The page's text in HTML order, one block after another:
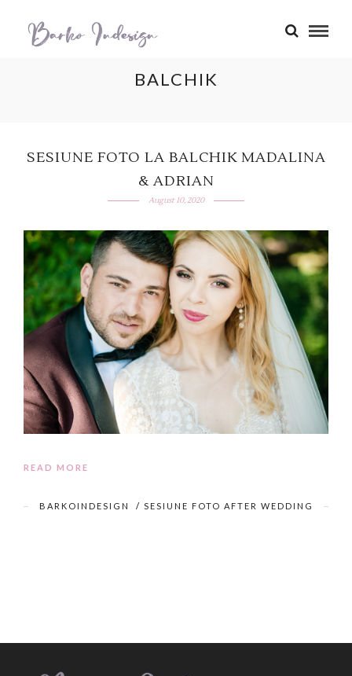
BALCHIK
SESIUNE FOTO LA BALCHIK MADALINA
& ADRIAN
August 10, 2020
READ MORE
BARKOINDESIGN / SESIUNE FOTO AFTER WEDDING